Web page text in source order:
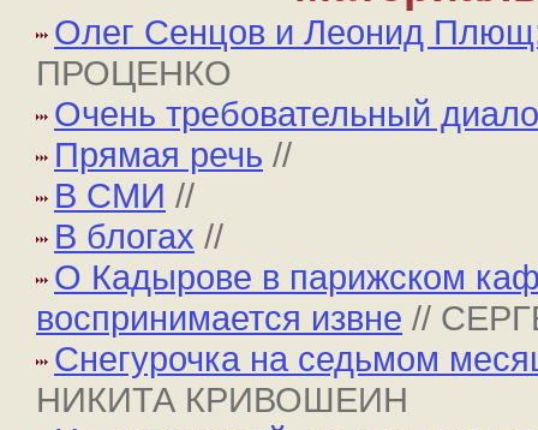
Олег Сенцов и Леонид
ПРОЦЕНКО
Очень требовательный
Прямая речь //
В СМИ //
В блогах //
О Кадырове в парижском
воспринимается извне //
Снегурочка на седьмом
НИКИТА КРИВОШЕИН